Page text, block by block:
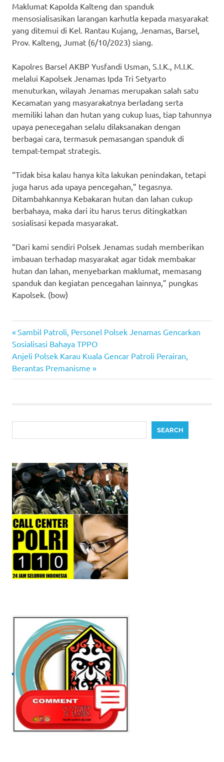
Maklumat Kapolda Kalteng dan spanduk
mensosialisasikan larangan karhutla kepada masyarakat
yang ditemui di Kel. Rantau Kujang, Jenamas, Barsel,
Prov. Kalteng, Jumat (6/10/2023) siang.
Kapolres Barsel AKBP Yusfandi Usman, S.I.K., M.I.K.
melalui Kapolsek Jenamas Ipda Tri Setyarto
menuturkan, wilayah Jenamas merupakan salah satu
Kecamatan yang masyarakatnya berladang serta
memiliki lahan dan hutan yang cukup luas, tiap tahunnya
upaya penecegahan selalu dilaksanakan dengan
berbagai cara, termasuk pemasangan spanduk di
tempat-tempat strategis.
“Tidak bisa kalau hanya kita lakukan penindakan, tetapi
juga harus ada upaya pencegahan,” tegasnya.
Ditambahkannya Kebakaran hutan dan lahan cukup
berbahaya, maka dari itu harus terus ditingkatkan
sosialisasi kepada masyarakat.
“Dari kami sendiri Polsek Jenamas sudah memberikan
imbauan terhadap masyarakat agar tidak membakar
hutan dan lahan, menyebarkan maklumat, memasang
spanduk dan kegiatan pencegahan lainnya,” pungkas
Kapolsek. (bow)
Post
navigation
Previous
Post:
Sambil Patroli, Personel Polsek Jenamas Gencarkan
Sosialisasi Bahaya TPPO
Next
Post:
Anjeli Polsek Karau Kuala Gencar Patroli Perairan,
Berantas Premanisme
SEARCH